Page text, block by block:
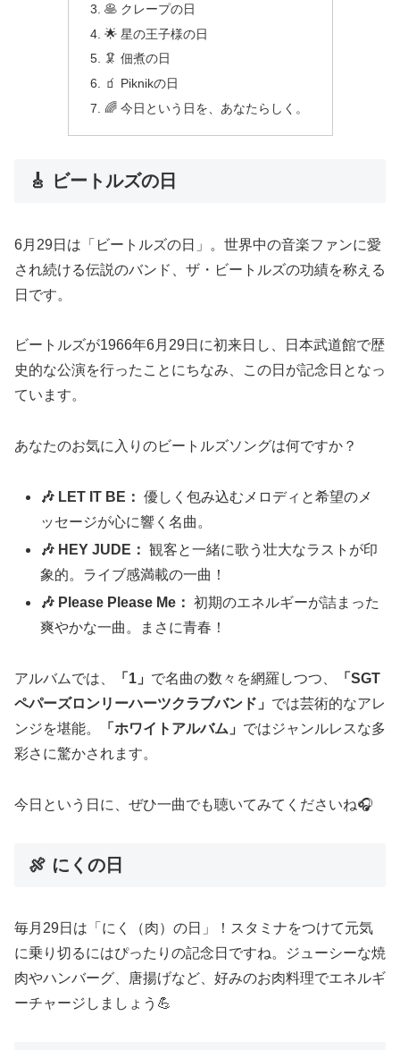
🥞 クレープの日
🌟 星の王子様の日
🦑 佃煮の日
🧃 Piknikの日
🌈 今日という日を、あなたらしく。
🎸 ビートルズの日
6月29日は「ビートルズの日」。世界中の音楽ファンに愛
され続ける伝説のバンド、ザ・ビートルズの功績を称える
日です。
ビートルズが1966年6月29日に初来日し、日本武道館で歴
史的な公演を行ったことにちなみ、この日が記念日となっ
ています。
あなたのお気に入りのビートルズソングは何ですか？
🎶 LET IT BE： 優しく包み込むメロディと希望のメ
ッセージが心に響く名曲。
🎶 HEY JUDE： 観客と一緒に歌う壮大なラストが印
象的。ライブ感満載の一曲！
🎶 Please Please Me： 初期のエネルギーが詰まった
爽やかな一曲。まさに青春！
アルバムでは、 「1」 で名曲の数々を網羅しつつ、
「SGT
ペパーズロンリーハーツクラブバンド」 では芸術的なアレ
ンジを堪能。
「ホワイトアルバム」 ではジャンルレスな多
彩さに驚かされます。
今日という日に、ぜひ一曲でも聴いてみてくださいね🎧
🍖 にくの日
毎月29日は「にく（肉）の日」！スタミナをつけて元気
に乗り切るにはぴったりの記念日ですね。ジューシーな焼
肉やハンバーグ、唐揚げなど、好みのお肉料理でエネルギ
ーチャージしましょう💪